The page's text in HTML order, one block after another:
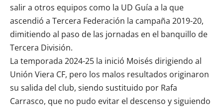
salir a otros equipos como la UD Guía a la que
ascendió a Tercera Federación la campaña 2019-20,
dimitiendo al paso de las jornadas en el banquillo de
Tercera División.
La temporada 2024-25 la inició Moisés dirigiendo al
Unión Viera CF, pero los malos resultados originaron
su salida del club, siendo sustituido por Rafa
Carrasco, que no pudo evitar el descenso y siguiendo